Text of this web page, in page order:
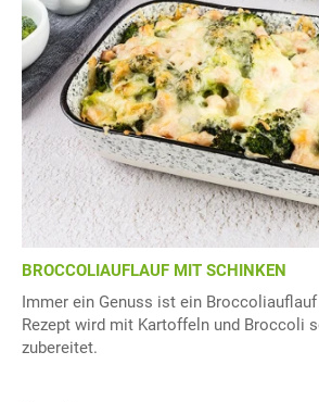
BROCCOLIAUFLAUF MIT SCHINKEN
Immer ein Genuss ist ein
Rezept wird mit Kartoffeln und Broccoli
zubereitet.